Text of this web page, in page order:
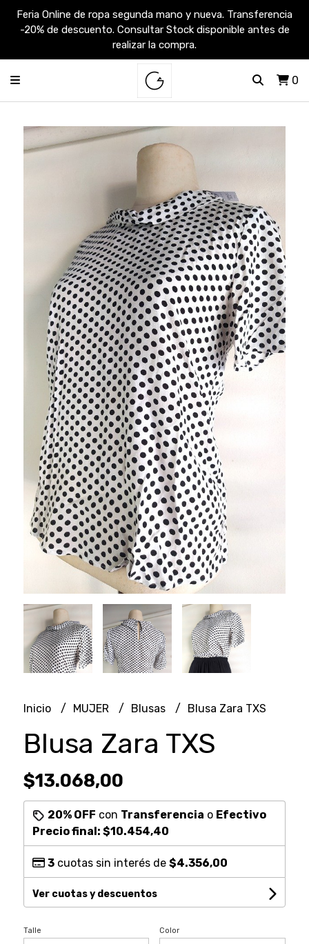
Feria Online de ropa segunda mano y nueva. Transferencia
-20% de descuento. Consultar Stock disponible antes de
realizar la compra.
0
Inicio MUJER Blusas Blusa Zara TXS
Blusa Zara TXS
$13.068,00
20% OFF con Transferencia o Efectivo
Precio final: $10.454,40
3cuotas sin interés de $4.356,00
Ver cuotas y descuentos
Talle Color